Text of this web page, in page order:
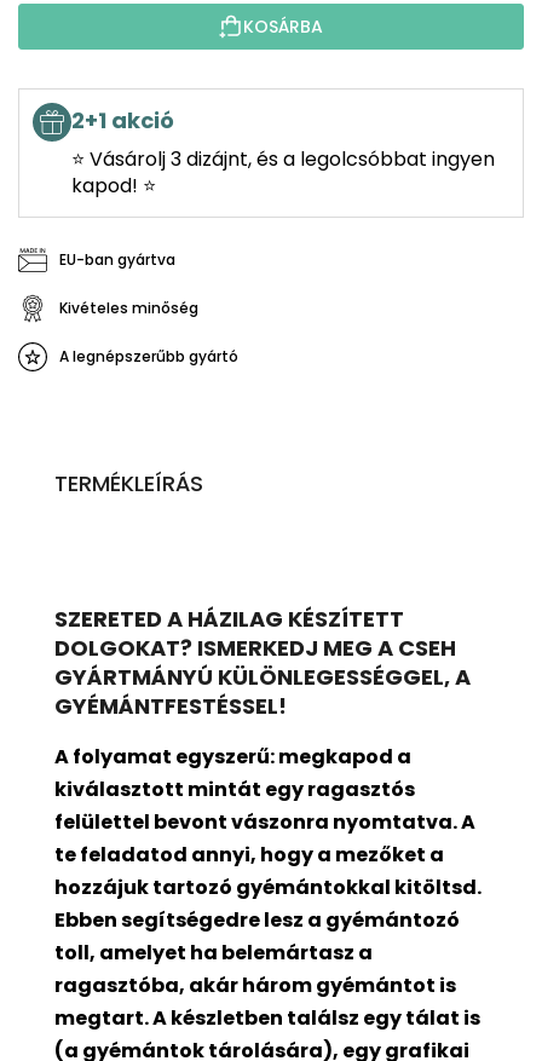
KOSÁRBA
2+1 akció
⭐ Vásárolj 3 dizájnt, és a legolcsóbbat ingyen
kapod! ⭐
EU-ban gyártva
Kivételes minőség
A legnépszerűbb gyártó
TERMÉKLEÍRÁS
SZERETED A HÁZILAG KÉSZÍTETT
DOLGOKAT? ISMERKEDJ MEG A CSEH
GYÁRTMÁNYÚ KÜLÖNLEGESSÉGGEL, A
GYÉMÁNTFESTÉSSEL!
A folyamat egyszerű: megkapod a
kiválasztott mintát egy ragasztós
felülettel bevontvászonra nyomtatva. A
te feladatod annyi, hogy a mezőket a
hozzájuk tartozó gyémántokkal kitöltsd.
Ebben segítségedre lesz a gyémántozó
toll, amelyet ha belemártasz a
ragasztóba, akár három gyémántot is
megtart. A készletben találsz egy tálat is
(a gyémántok tárolására), egy grafikai